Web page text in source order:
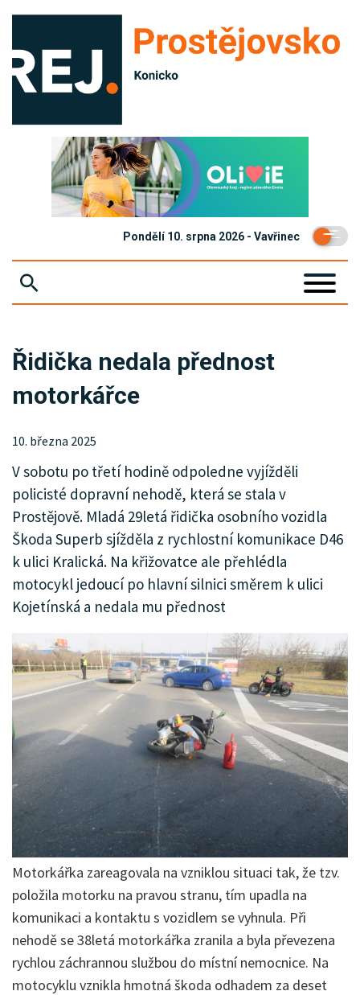
Pondělí 10. srpna 2026 - Vavřinec
KRIMI
SPORT
KULTURA
SPOLEČNOST
Řidička nedala přednost
motorkářce
10. března 2025
V sobotu po třetí hodině odpoledne vyjížděli
policisté dopravní nehodě, která se stala v
Prostějově. Mladá 29letá řidička osobního vozidla
Škoda Superb sjížděla z rychlostní komunikace D46
k ulici Kralická. Na křižovatce ale přehlédla
motocykl jedoucí po hlavní silnici směrem k ulici
Kojetínská a nedala mu přednost
Motorkářka zareagovala na vzniklou situaci tak, že tzv.
položila motorku na pravou stranu, tím upadla na
komunikaci a kontaktu s vozidlem se vyhnula. Při
nehodě se 38letá motorkářka zranila a byla převezena
rychlou záchrannou službou do místní nemocnice. Na
motocyklu vznikla hmotná škoda odhadem za deset